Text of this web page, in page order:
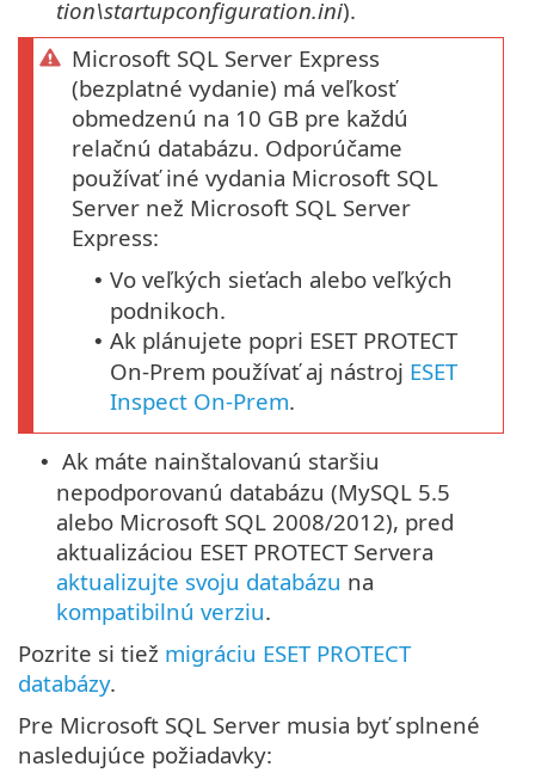
tion\startupconfiguration.ini).
Microsoft SQL Server Express
(bezplatné vydanie) má veľkosť
obmedzenú na 10 GB pre každú
relačnú databázu. Odporúčame
používať iné vydania Microsoft SQL
Server než Microsoft SQL Server
Express:
• Vo veľkých sieťach alebo veľkých
podnikoch.
• Ak plánujete popri ESET PROTECT
On-Prem používať aj nástroj ESET
Inspect On-Prem.
• Ak máte nainštalovanú staršiu
nepodporovanú databázu (MySQL 5.5
alebo Microsoft SQL 2008/2012), pred
aktualizáciou ESET PROTECT Servera
aktualizujte svoju databázu na
kompatibilnú verziu.
Pozrite si tiež migráciu ESET PROTECT
databázy.
Pre Microsoft SQL Server musia byť splnené
nasledujúce požiadavky: